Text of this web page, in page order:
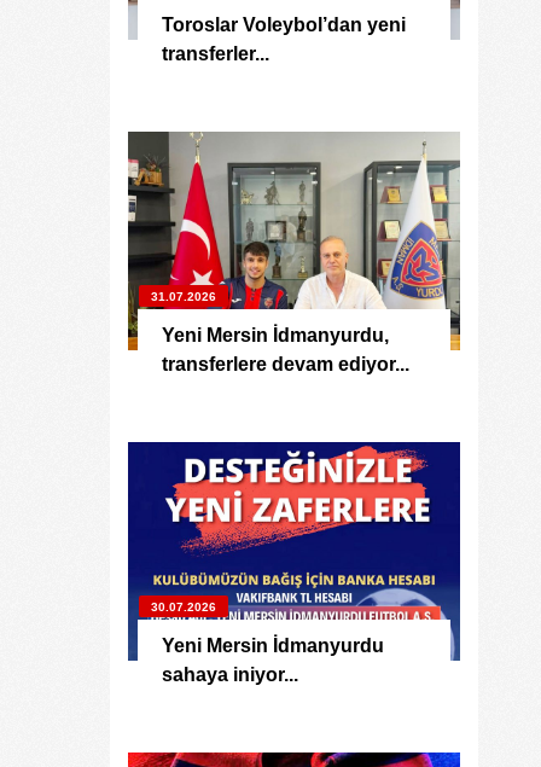
Toroslar Voleybol’dan yeni
transferler...
31.07.2026
Yeni Mersin İdmanyurdu,
transferlere devam ediyor...
30.07.2026
Yeni Mersin İdmanyurdu
sahaya iniyor...